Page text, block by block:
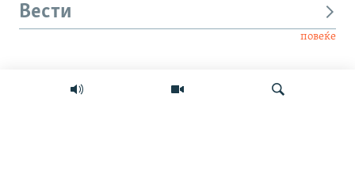
Вести
повеќе
Интервју